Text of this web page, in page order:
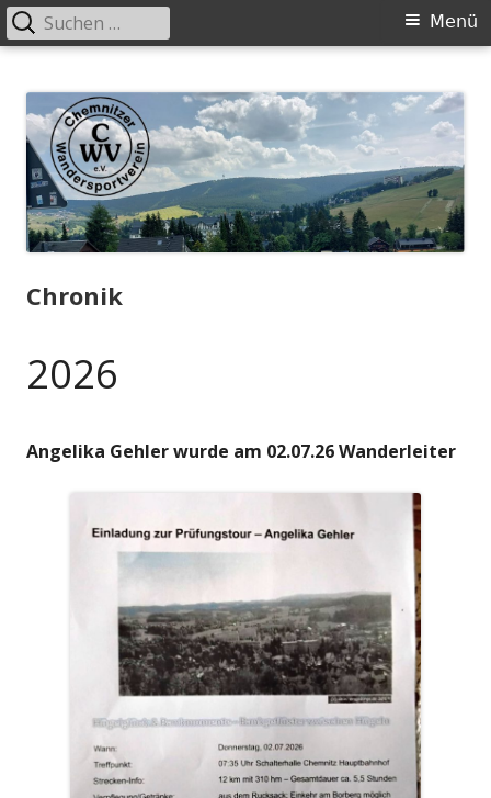
zum
Inhalt
eV.
Primäres
Menü
Suchen
nach:
Chronik
2026
Angelika Gehler wurde am 02.07.26 Wanderleiter